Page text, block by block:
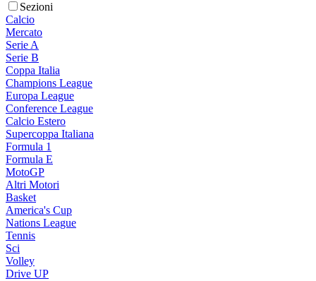
Sezioni
Calcio
Mercato
Serie A
Serie B
Coppa Italia
Champions League
Europa League
Conference League
Calcio Estero
Supercoppa Italiana
Formula 1
Formula E
MotoGP
Altri Motori
Basket
America's Cup
Nations League
Tennis
Sci
Volley
Drive UP